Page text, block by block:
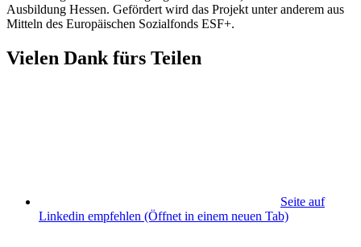
Ausbildung Hessen. Gefördert wird das Projekt unter anderem aus
Mitteln des Europäischen Sozialfonds ESF+.
Vielen Dank fürs Teilen
Seite auf
Linkedin empfehlen (Öffnet in einem neuen Tab)